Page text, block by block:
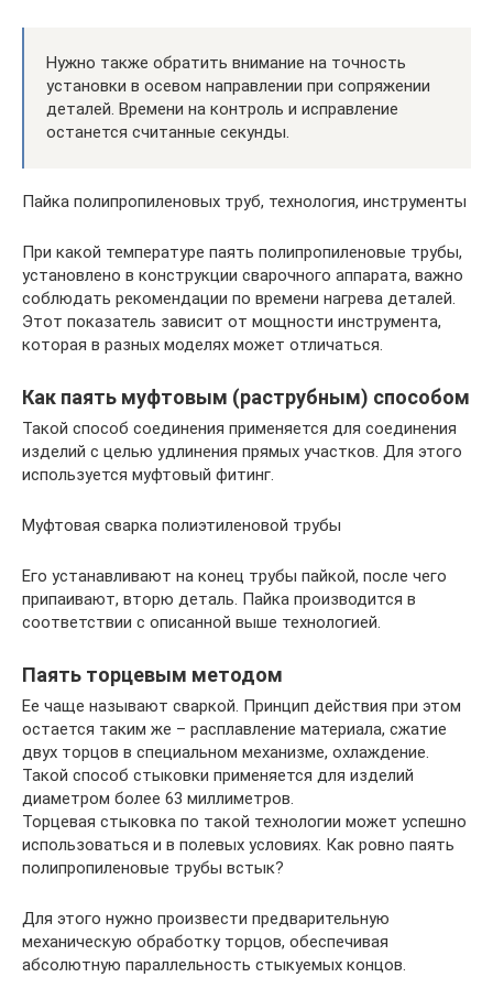
Нужно также обратить внимание на точность
установки в осевом направлении при сопряжении
деталей. Времени на контроль и исправление
останется считанные секунды.
Пайка полипропиленовых труб, технология, инструменты
При какой температуре паять полипропиленовые трубы,
установлено в конструкции сварочного аппарата, важно
соблюдать рекомендации по времени нагрева деталей.
Этот показатель зависит от мощности инструмента,
которая в разных моделях может отличаться.
Как паять муфтовым (раструбным) способом
Такой способ соединения применяется для соединения
изделий с целью удлинения прямых участков. Для этого
используется муфтовый фитинг.
Муфтовая сварка полиэтиленовой трубы
Его устанавливают на конец трубы пайкой, после чего
припаивают, вторю деталь. Пайка производится в
соответствии с описанной выше технологией.
Паять торцевым методом
Ее чаще называют сваркой. Принцип действия при этом
остается таким же – расплавление материала, сжатие
двух торцов в специальном механизме, охлаждение.
Такой способ стыковки применяется для изделий
диаметром более 63 миллиметров.
Торцевая стыковка по такой технологии может успешно
использоваться и в полевых условиях. Как ровно паять
полипропиленовые трубы встык?
Для этого нужно произвести предварительную
механическую обработку торцов, обеспечивая
абсолютную параллельность стыкуемых концов.